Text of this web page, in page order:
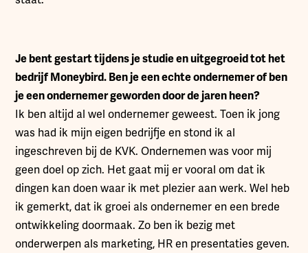
Je bent gestart tijdens je studie en uitgegroeid tot het
bedrijf Moneybird. Ben je een echte ondernemer of ben
je een ondernemer geworden door de jaren heen?
Ik ben altijd al wel ondernemer geweest. Toen ik jong
was had ik mijn eigen bedrijfje en stond ik al
ingeschreven bij de KVK. Ondernemen was voor mij
geen doel op zich. Het gaat mij er vooral om dat ik
dingen kan doen waar ik met plezier aan werk. Wel heb
ik gemerkt, dat ik groei als ondernemer en een brede
ontwikkeling doormaak. Zo ben ik bezig met
onderwerpen als marketing, HR en presentaties geven.